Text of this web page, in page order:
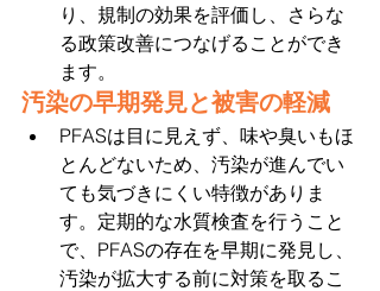
り、規制の効果を評価し、さらな
る政策改善につなげることができ
ます。
汚染の早期発見と被害の軽減
PFASは目に見えず、味や臭いもほ
とんどないため、汚染が進んでい
ても気づきにくい特徴がありま
す。定期的な水質検査を行うこと
で、PFASの存在を早期に発見し、
汚染が拡大する前に対策を取るこ